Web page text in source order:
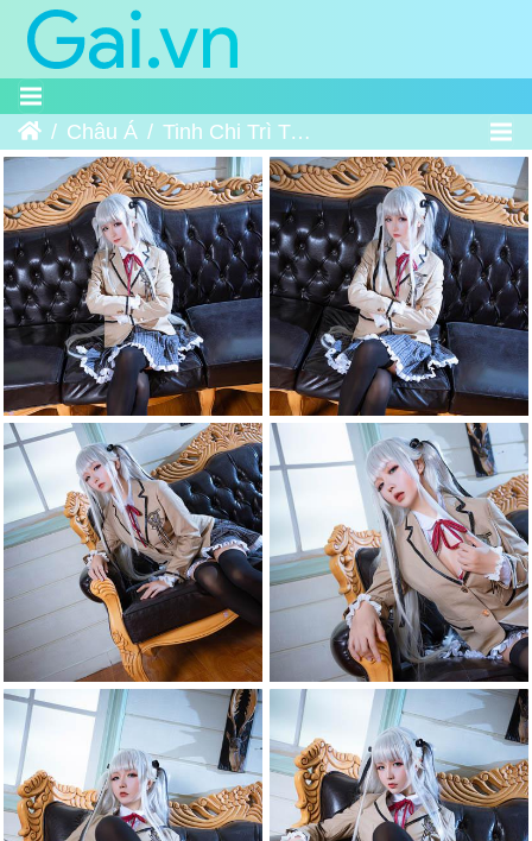
Trang chủ
Châu Á Tinh Chi Trì Trì - Hoshilily｜星之迟迟 - Bishoujo Mangekyou - Kagarino Kirie (School Uniform ver.)